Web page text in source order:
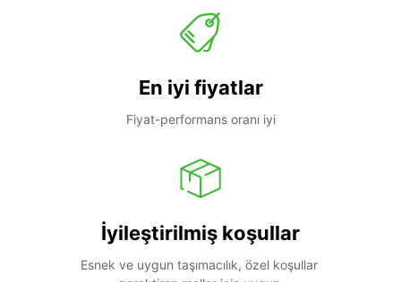
En iyi fiyatlar
Fiyat-performans oranı iyi
İyileştirilmiş koşullar
Esnek ve uygun taşımacılık, özel koşullar